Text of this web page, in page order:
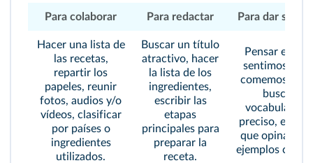
Para colaborar Para redactar Para dar su
Hacer una lista de
las recetas,
repartir los
papeles, reunir
fotos, audios y/o
vídeos, clasificar
por países o
ingredientes
utilizados.
Buscar un título
atractivo, hacer
la lista de los
ingredientes,
escribir las
etapas
principales para
preparar la
receta.
Pensar en lo
sentimos
comemos el
buscar el
vocabulario
preciso,
que opinamos
ejemplos